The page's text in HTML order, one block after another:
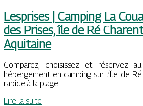
Lesprises | Camping La
des Prises, île de Ré
Aquitaine
Comparez, choisissez et réservez
hébergement en camping sur l’Île de
rapide à la plage !
Lire la suite